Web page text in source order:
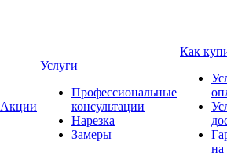
Акции
Услуги
Профессиональные
консультации
Нарезка
Замеры
Как
на